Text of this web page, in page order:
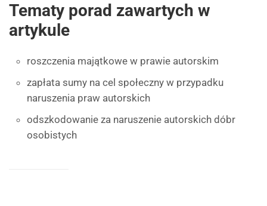
Tematy porad zawartych w
artykule
roszczenia majątkowe w prawie autorskim
zapłata sumy na cel społeczny w przypadku
naruszenia praw autorskich
odszkodowanie za naruszenie autorskich dóbr
osobistych